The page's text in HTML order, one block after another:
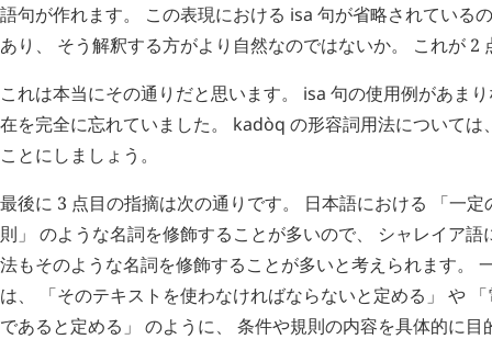
語句が作れます。 この表現における isa 句が省略されている
あり、 そう解釈する方がより自然なのではないか。 これが 2
これは本当にその通りだと思います。 isa 句の使用例があま
在を完全に忘れていました。 kadòq の形容詞用法については
ことにしましょう。
最後に 3 点目の指摘は次の通りです。 日本語における 「一
則」 のような名詞を修飾することが多いので、 シャレイア
法もそのような名詞を修飾することが多いと考えられます。
は、 「そのテキストを使わなければならないと定める」 や
であると定める」 のように、 条件や規則の内容を具体的に